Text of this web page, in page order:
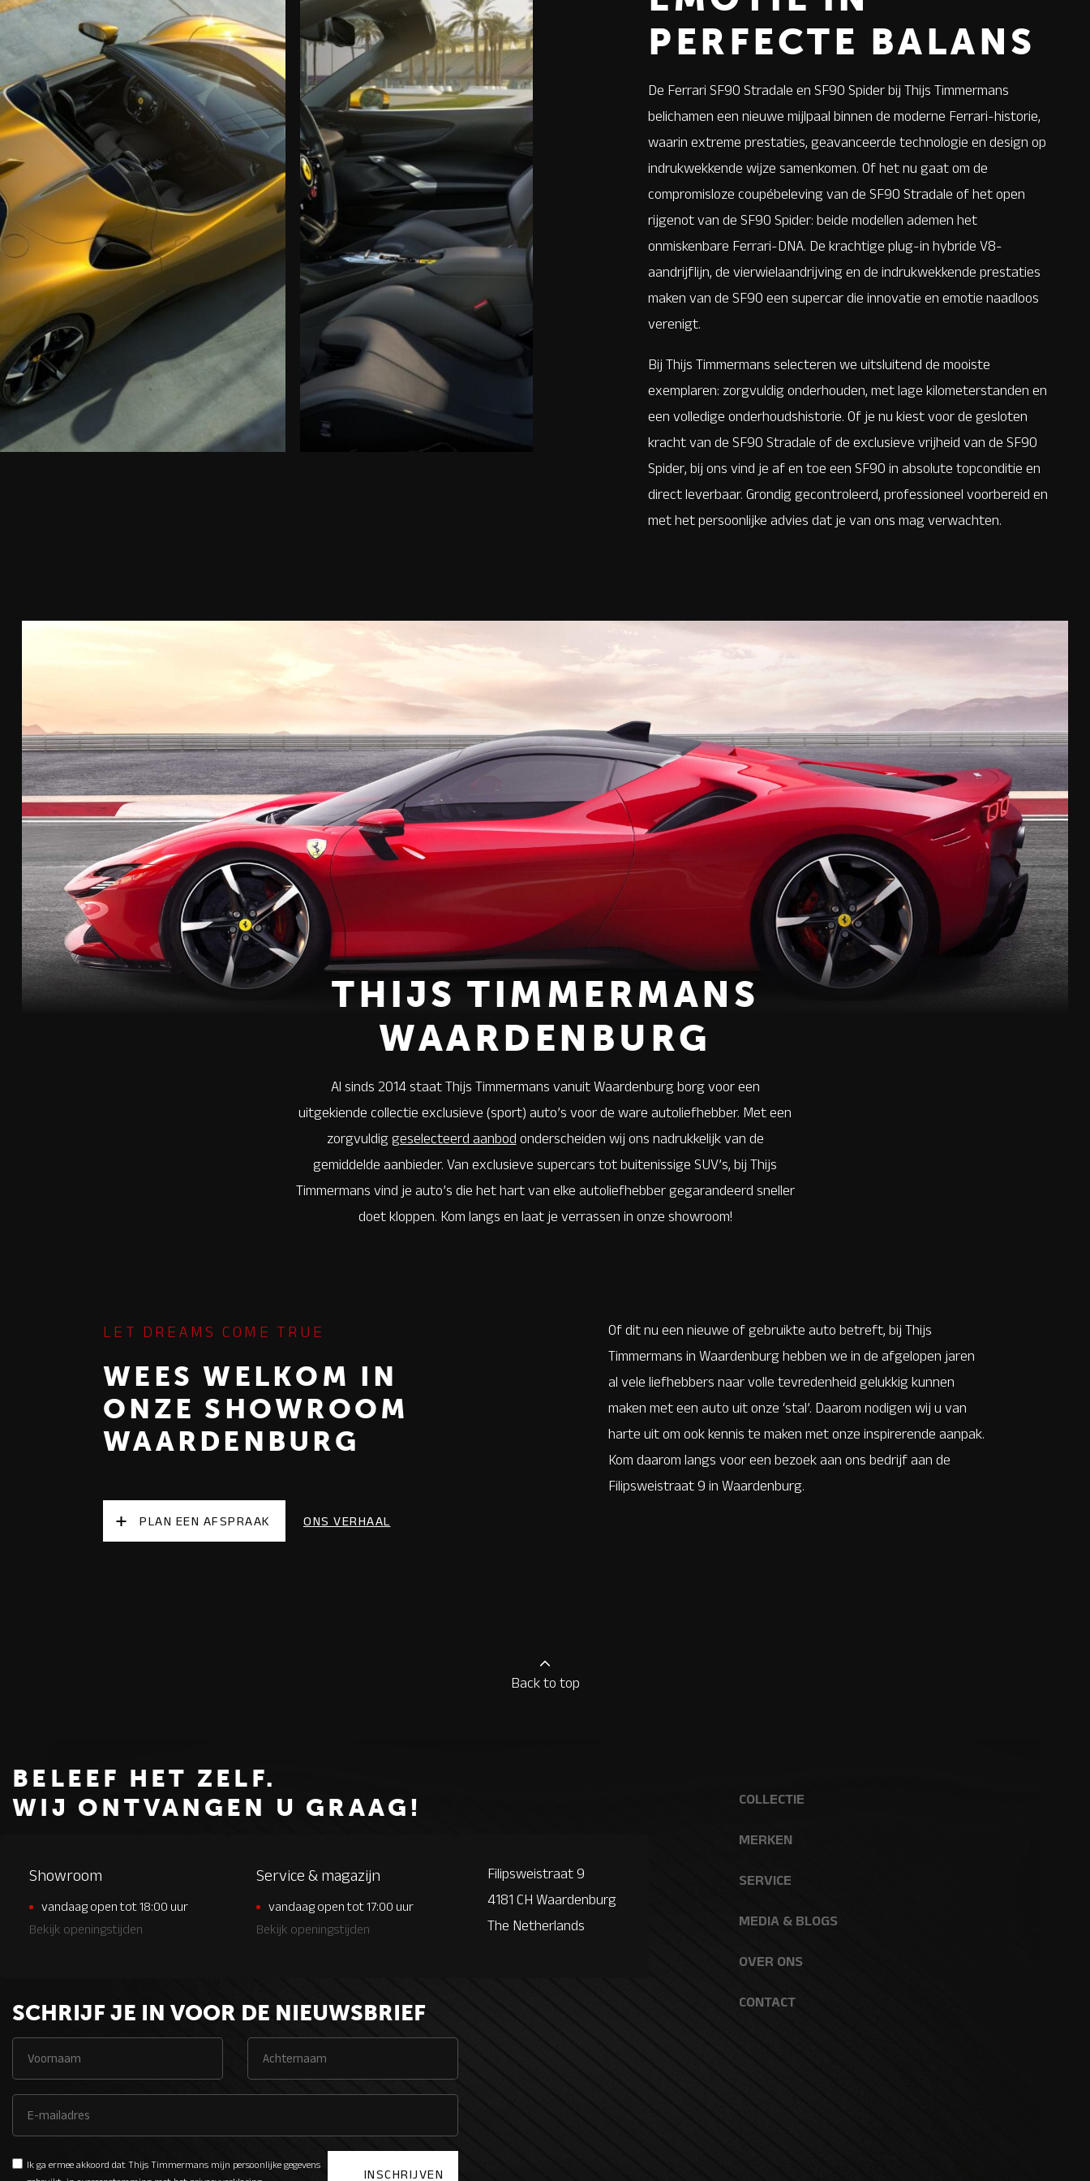
PERFECTE BALANS
De Ferrari SF90 Stradale en SF90 Spider bij Thijs Timmermans
belichamen een nieuwe mijlpaal binnen de moderne Ferrari-historie,
waarin extreme prestaties, geavanceerde technologie en design op
indrukwekkende wijze samenkomen. Of het nu gaat om de
compromisloze coupébeleving van de SF90 Stradale of het open
rijgenot van de SF90 Spider: beide modellen ademen het
onmiskenbare Ferrari-DNA. De krachtige plug-in hybride V8-
aandrijflijn, de vierwielaandrijving en de indrukwekkende prestaties
maken van de SF90 een supercar die innovatie en emotie naadloos
verenigt.
Bij Thijs Timmermans selecteren we uitsluitend de mooiste
exemplaren: zorgvuldig onderhouden, met lage kilometerstanden en
een volledige onderhoudshistorie. Of je nu kiest voor de gesloten
kracht van de SF90 Stradale of de exclusieve vrijheid van de SF90
Spider, bij ons vind je af en toe een SF90 in absolute topconditie en
direct leverbaar. Grondig gecontroleerd, professioneel voorbereid en
met het persoonlijke advies dat je van ons mag verwachten.
THIJS TIMMERMANS
WAARDENBURG
Al sinds 2014 staat Thijs Timmermans vanuit Waardenburg borg voor een
uitgekiende collectie exclusieve (sport) auto’s voor de ware autoliefhebber. Met een
zorgvuldig geselecteerd aanbod onderscheiden wij ons nadrukkelijk van de
gemiddelde aanbieder. Van exclusieve supercars tot buitenissige SUV’s, bij Thijs
Timmermans vind je auto’s die het hart van elke autoliefhebber gegarandeerd sneller
doet kloppen. Kom langs en laat je verrassen in onze showroom!
LET DREAMS COME TRUE
WEES WELKOM IN
ONZE SHOWROOM
WAARDENBURG
PLAN EEN AFSPRAAK ONS VERHAAL
Of dit nu een nieuwe of gebruikte auto betreft, bij Thijs
Timmermans in Waardenburg hebben we in de afgelopen jaren
al vele liefhebbers naar volle tevredenheid gelukkig kunnen
maken met een auto uit onze ‘stal’. Daarom nodigen wij u van
harte uit om ook kennis te maken met onze inspirerende aanpak.
Kom daarom langs voor een bezoek aan ons bedrijf aan de
Filipsweistraat 9 in Waardenburg.
Back to top
BELEEF HET ZELF.
WIJ ONTVANGEN U GRAAG!
Showroom
vandaag open tot 18:00 uur
Bekijk openingstijden
Service & magazijn
vandaag open tot 17:00 uur
Bekijk openingstijden
Filipsweistraat 9
4181 CH Waardenburg
The Netherlands
SCHRIJF JE IN VOOR DE NIEUWSBRIEF
Ik ga ermee akkoord dat Thijs Timmermans mijn persoonlijke gegevens
COLLECTIE
MERKEN
SERVICE
MEDIA & BLOGS
OVER ONS
CONTACT